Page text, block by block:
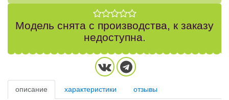
Модель снята с производства, к заказу
недоступна.
описание характеристики отзывы